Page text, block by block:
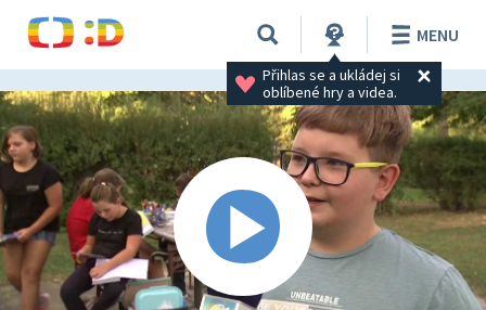
Přihlas se a ukládej si
oblíbené hry a videa.
MENU